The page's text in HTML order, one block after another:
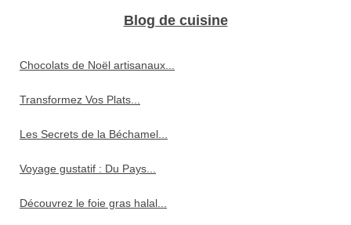
Blog de cuisine
Chocolats de Noël artisanaux...
Transformez Vos Plats...
Les Secrets de la Béchamel...
Voyage gustatif : Du Pays...
Découvrez le foie gras halal...